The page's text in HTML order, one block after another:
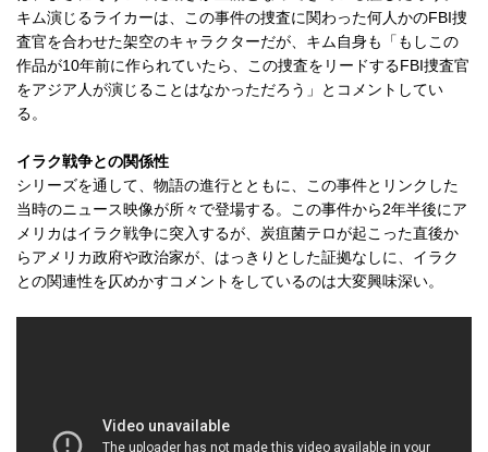
キム演じるライカーは、この事件の捜査に関わった何人かのFBI捜
査官を合わせた架空のキャラクターだが、キム自身も「もしこの
作品が10年前に作られていたら、この捜査をリードするFBI捜査官
をアジア人が演じることはなかっただろう」とコメントしてい
る。
イラク戦争との関係性
シリーズを通して、物語の進行とともに、この事件とリンクした
当時のニュース映像が所々で登場する。この事件から2年半後にア
メリカはイラク戦争に突入するが、炭疽菌テロが起こった直後か
らアメリカ政府や政治家が、はっきりとした証拠なしに、イラク
との関連性を仄めかすコメントをしているのは大変興味深い。